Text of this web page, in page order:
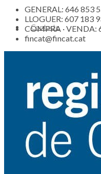
Contacte
GENERAL: 646 853
LLOGUER: 607 183
COMPRA · VENDA:
fincat@fincat.cat